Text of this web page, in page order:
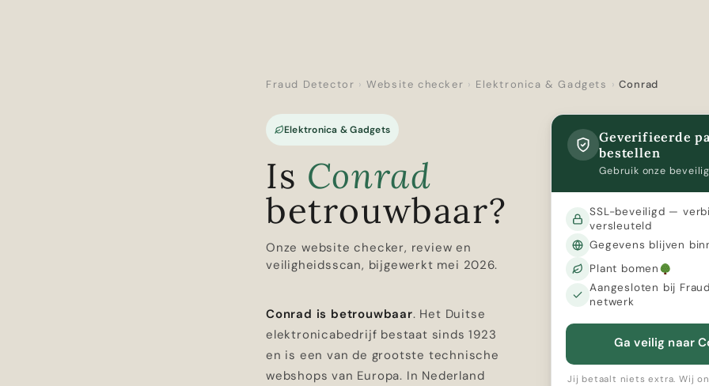
Fraud Detector › Website checker › Elektronica & Gadgets › Conrad
Elektronica & Gadgets
Is Conrad
betrouwbaar?
Onze website checker, review en
veiligheidsscan, bijgewerkt mei 2026.
Geverifieerde
bestellen
Gebruik onze
SSL-beveiligd —
versleuteld
Gegevens blijven
Plant bomen
Aangesloten bij
netwerk
Ga veilig naar
Jij betaalt niets extra. Wij
Conrad is betrouwbaar. Het Duitse
elektronicabedrijf bestaat sinds 1923
en is een van de grootste technische
webshops van Europa. In Nederland